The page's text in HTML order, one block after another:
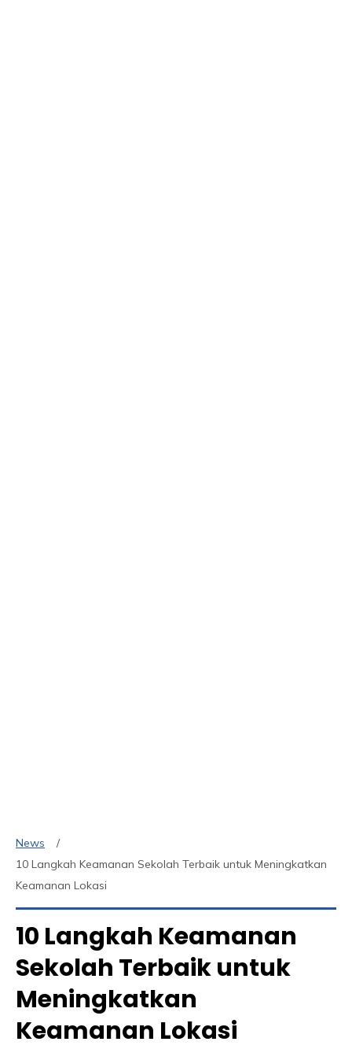
News
10 Langkah Keamanan Sekolah Terbaik untuk Meningkatkan
Keamanan Lokasi
10 Langkah Keamanan
Sekolah Terbaik untuk
Meningkatkan
Keamanan Lokasi